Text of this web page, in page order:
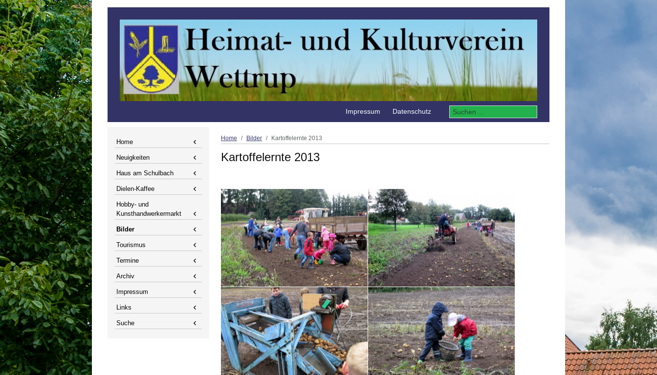
Impressum Datenschutz
Home
Neuigkeiten
Haus am Schulbach
Dielen-Kaffee
Hobby- und
Kunsthandwerkermarkt
Bilder
Tourismus
Termine
Archiv
Impressum
Links
Suche
Home Bilder Kartoffelernte 2013
Kartoffelernte 2013